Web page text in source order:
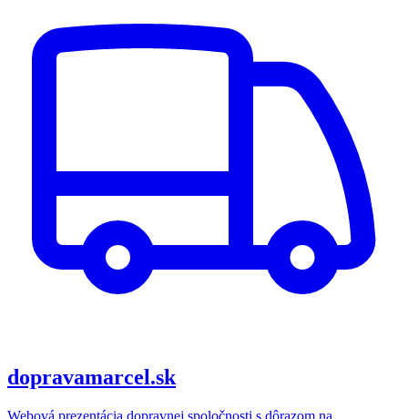
dopravamarcel.sk
Webová prezentácia dopravnej spoločnosti s dôrazom na